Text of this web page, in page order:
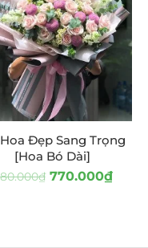
Đẹp Sang Trọng
[Hoa Bó Dài]
₫ 770.000₫